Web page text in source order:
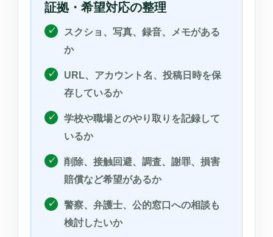
証拠・希望対応の整理
スクショ、写真、録音、メモがある
か
URL、アカウント名、投稿日時を保
存しているか
学校や職場とのやり取りを記録して
いるか
削除、接触回避、調査、謝罪、損害
賠償など希望があるか
警察、弁護士、公的窓口への相談も
検討したいか